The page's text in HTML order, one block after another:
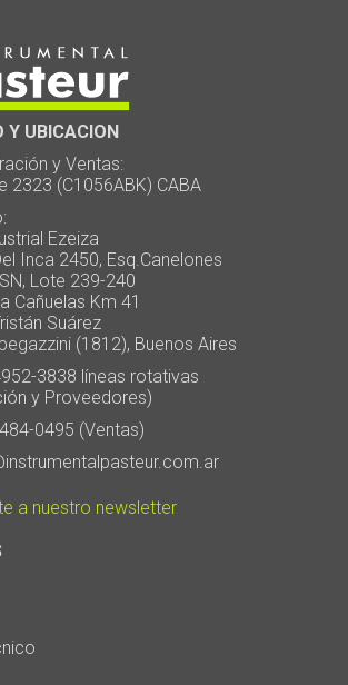
Y UBICACION
y Ventas:
(C1056ABK) CABA
Ezeiza
Inca 2450, Esq.Canelones
Lote 239-240
Km 41
Suárez
(1812), Buenos Aires
3838 líneas rotativas
y Proveedores)
0495 (Ventas)
a nuestro newsletter